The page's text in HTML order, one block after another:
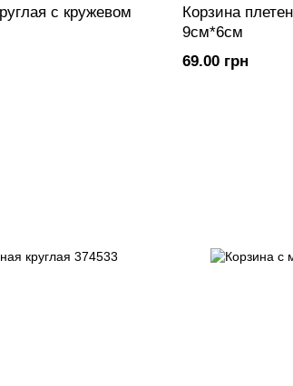
с кружевом
Корзина
9см*6см
69.00 грн